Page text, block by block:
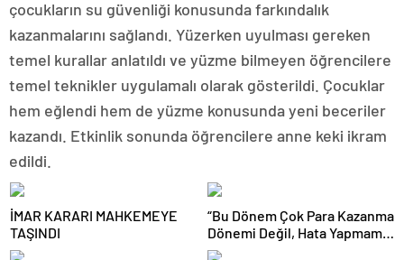
çocukların su güvenliği konusunda farkındalık
kazanmalarını sağlandı. Yüzerken uyulması gereken
temel kurallar anlatıldı ve yüzme bilmeyen öğrencilere
temel teknikler uygulamalı olarak gösterildi. Çocuklar
hem eğlendi hem de yüzme konusunda yeni beceriler
kazandı. Etkinlik sonunda öğrencilere anne keki ikram
edildi.
İMAR KARARI MAHKEMEYE
TAŞINDI
“Bu Dönem Çok Para Kazanma
Dönemi Değil, Hata Yapmama
Dönemidir”